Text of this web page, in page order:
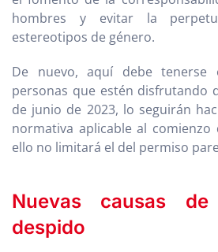
hombres y evitar la
estereotipos de género.
De nuevo, aquí debe tenerse
personas que estén disfrutando
de junio de 2023, lo seguirán
normativa aplicable al
ello no limitará el del permiso
Nuevas causas
despido